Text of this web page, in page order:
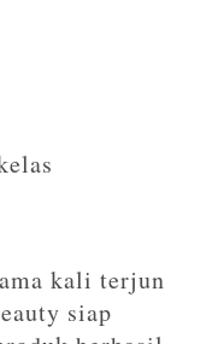
kali terjun
siap